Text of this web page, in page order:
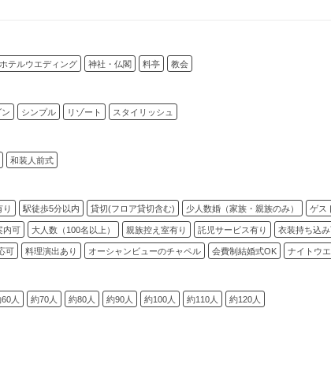
ホテルウエディング 神社・仏閣 料亭 教会
シンプル リゾート スタイリッシュ
和装人前式
り 駅徒歩5分以内 貸切(フロア貸切含む) 少人数婚（家族・親族のみ） ゲス
内可 大人数（100名以上） 親族控え室有り 託児サービス有り 衣装持ち込
可 料理演出あり オーシャンビューのチャペル 会費制結婚式OK ナイトウ
人 約70人 約80人 約90人 約100人 約110人 約120人